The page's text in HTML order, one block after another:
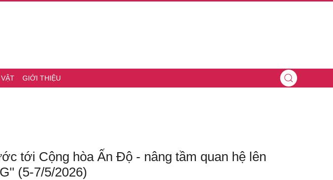
GIỚI THIỆU
tới Cộng hòa Ấn Độ - nâng tầm quan hệ lên
(5-7/5/2026)